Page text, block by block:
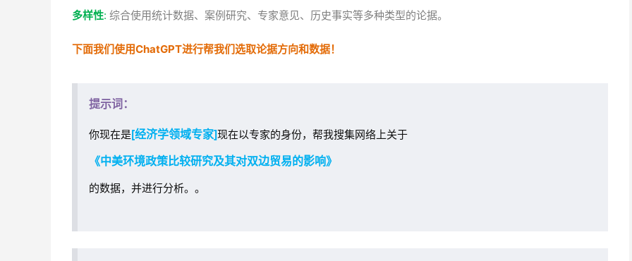
多样性: 综合使用统计数据、案例研究、专家意见、历史事实等多种类型的论据。
下面我们使用ChatGPT进行帮我们选取论据方向和数据！
提示词：
你现在是[经济学领域专家]现在以专家的身份，帮我搜集网络上关于
《中美环境政策比较研究及其对双边贸易的影响》
的数据，并进行分析。。